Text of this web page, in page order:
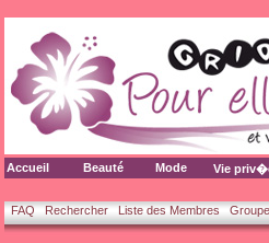
Accueil Beauté Mode Vie
FAQ Rechercher Liste des Membres